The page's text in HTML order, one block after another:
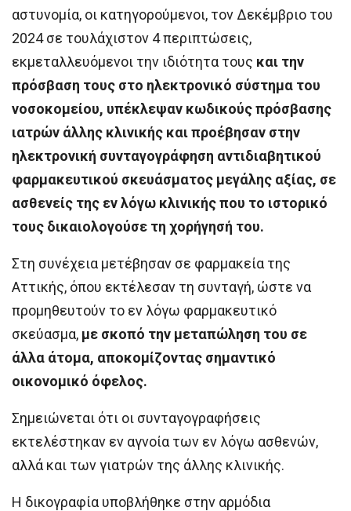
αστυνομία, οι κατηγορούμενοι, τον Δεκέμβριο του
2024 σε τουλάχιστον 4 περιπτώσεις,
εκμεταλλευόμενοι την ιδιότητα τους και την
πρόσβαση τους στο ηλεκτρονικό σύστημα του
νοσοκομείου, υπέκλεψαν κωδικούς πρόσβασης
ιατρών άλλης κλινικής και προέβησαν στην
ηλεκτρονική συνταγογράφηση αντιδιαβητικού
φαρμακευτικού σκευάσματος μεγάλης αξίας, σε
ασθενείς της εν λόγω κλινικής που το ιστορικό
τους δικαιολογούσε τη χορήγησή του.
Στη συνέχεια μετέβησαν σε φαρμακεία της
Αττικής, όπου εκτέλεσαν τη συνταγή, ώστε να
προμηθευτούν το εν λόγω φαρμακευτικό
σκεύασμα, με σκοπό την μεταπώληση του σε
άλλα άτομα, αποκομίζοντας σημαντικό
οικονομικό όφελος.
Σημειώνεται ότι οι συνταγογραφήσεις
εκτελέστηκαν εν αγνοία των εν λόγω ασθενών,
αλλά και των γιατρών της άλλης κλινικής.
Η δικογραφία υποβλήθηκε στην αρμόδια